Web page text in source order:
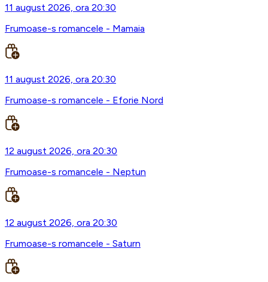
11 august 2026, ora 20:30
Frumoase-s romancele - Mamaia
11 august 2026, ora 20:30
Frumoase-s romancele - Eforie Nord
12 august 2026, ora 20:30
Frumoase-s romancele - Neptun
12 august 2026, ora 20:30
Frumoase-s romancele - Saturn